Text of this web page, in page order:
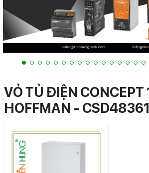
VỎ TỦ ĐIỆN CONCEPT
HOFFMAN -